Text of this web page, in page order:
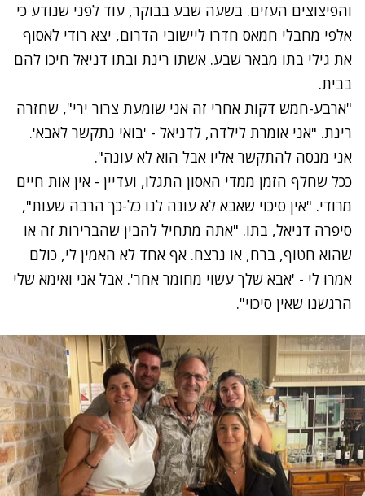
והפיצוצים העזים. בשעה שבע בבוקר, עוד לפני שנודע כי
אלפי מחבלי חמאס חדרו ליישובי הדרום, יצא רודי לאסוף
את גילי בתו מבאר שבע. אשתו רינת ובתו דניאל חיכו להם
בבית.
"ארבע-חמש דקות אחרי זה אני שומעת צרור ירי", שחזרה
רינת. "אני אומרת לילדה, לדניאל - 'בואי נתקשר לאבא'.
אני מנסה להתקשר אליו אבל הוא לא עונה".
ככל שחלף הזמן ממדי האסון התגלו, ועדיין - אין אות חיים
מרודי. "אין סיכוי שאבא לא עונה לנו כל-כך הרבה שעות",
סיפרה דניאל, בתו. "אתה מתחיל להבין שהברירות זה או
שהוא חטוף, ברח, או נרצח. אף אחד לא האמין לי, כולם
אמרו לי - 'אבא שלך עשוי מחומר אחר'. אבל אני ואימא שלי
הרגשנו שאין סיכוי".